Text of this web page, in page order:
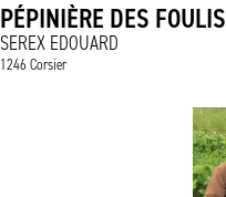
PÉPINIÈRE DES FOULIS
SEREX EDOUARD
1246 Corsier